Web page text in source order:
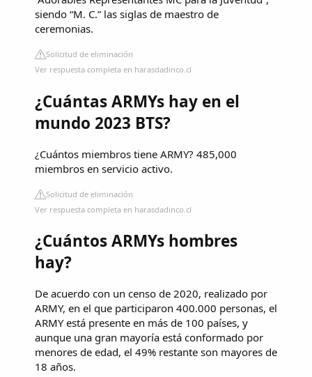
siendo “M. C.” las siglas de maestro de
ceremonias.
Solicitud de eliminación
Ver respuesta completa en harasdadinco.cl
¿Cuántas ARMYs hay en el
mundo 2023 BTS?
¿Cuántos miembros tiene ARMY? 485,000
miembros en servicio activo.
Solicitud de eliminación
Ver respuesta completa en harasdadinco.cl
¿Cuántos ARMYs hombres
hay?
De acuerdo con un censo de 2020, realizado por
ARMY, en el que participaron 400.000 personas, el
ARMY está presente en más de 100 países, y
aunque una gran mayoría está conformado por
menores de edad, el 49% restante son mayores de
18 años.